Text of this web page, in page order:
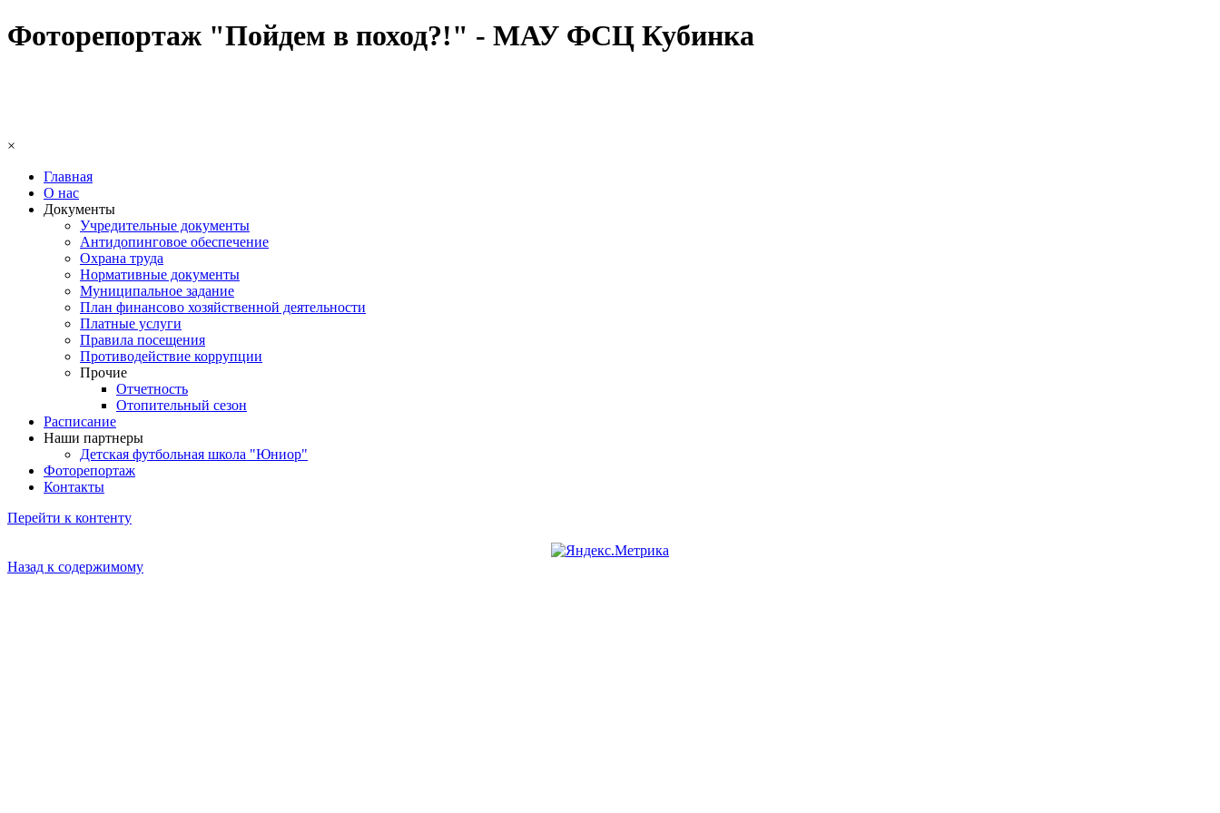
Фоторепортаж "Пойдем в поход?!" - МАУ ФСЦ Кубинка
×
Главная
О нас
Документы
Учредительные документы
Антидопинговое обеспечение
Охрана труда
Нормативные документы
Муниципальное задание
План финансово хозяйственной деятельности
Платные услуги
Правила посещения
Противодействие коррупции
Прочие
Отчетность
Отопительный сезон
Расписание
Наши партнеры
Детская футбольная школа "Юниор"
Фоторепортаж
Контакты
Перейти к контенту
Назад к содержимому